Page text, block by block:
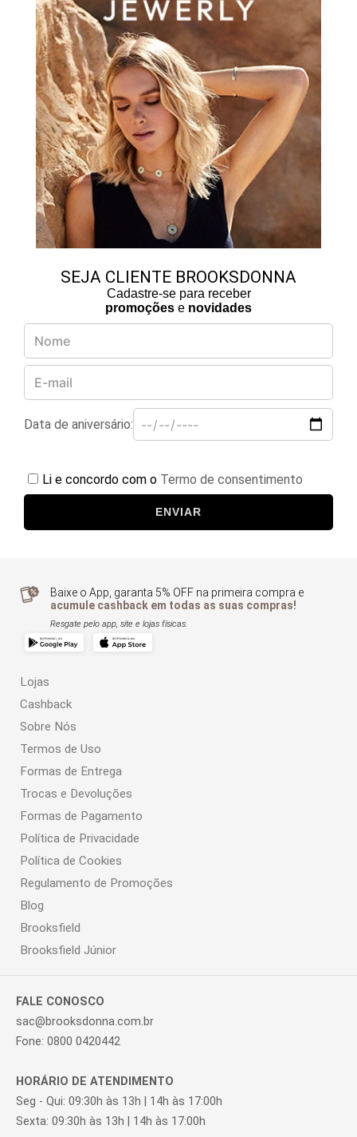
SEJA CLIENTE BROOKSDONNA
Cadastre-se para receber
promoções e novidades
Data de aniversário:
Li e concordo com o Termo de consentimento
ENVIAR
Baixe o App, garanta 5% OFF na primeira compra e
acumule cashback em todas as suas compras!
Resgate pelo app, site e lojas físicas.
Lojas
Cashback
Sobre Nós
Termos de Uso
Formas de Entrega
Trocas e Devoluções
Formas de Pagamento
Política de Privacidade
Política de Cookies
Regulamento de Promoções
Blog
Brooksfield
Brooksfield Júnior
FALE CONOSCO
sac@brooksdonna.com.br
Fone: 0800 0420442
HORÁRIO DE ATENDIMENTO
Seg - Qui: 09:30h às 13h | 14h às 17:00h
Sexta: 09:30h às 13h | 14h às 17:00h